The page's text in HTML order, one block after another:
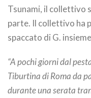
Tsunami, il collettivo
parte. Il collettivo ha
spaccato di G.
“A pochi giorni dal
Tiburtina di Roma da
durante una serata